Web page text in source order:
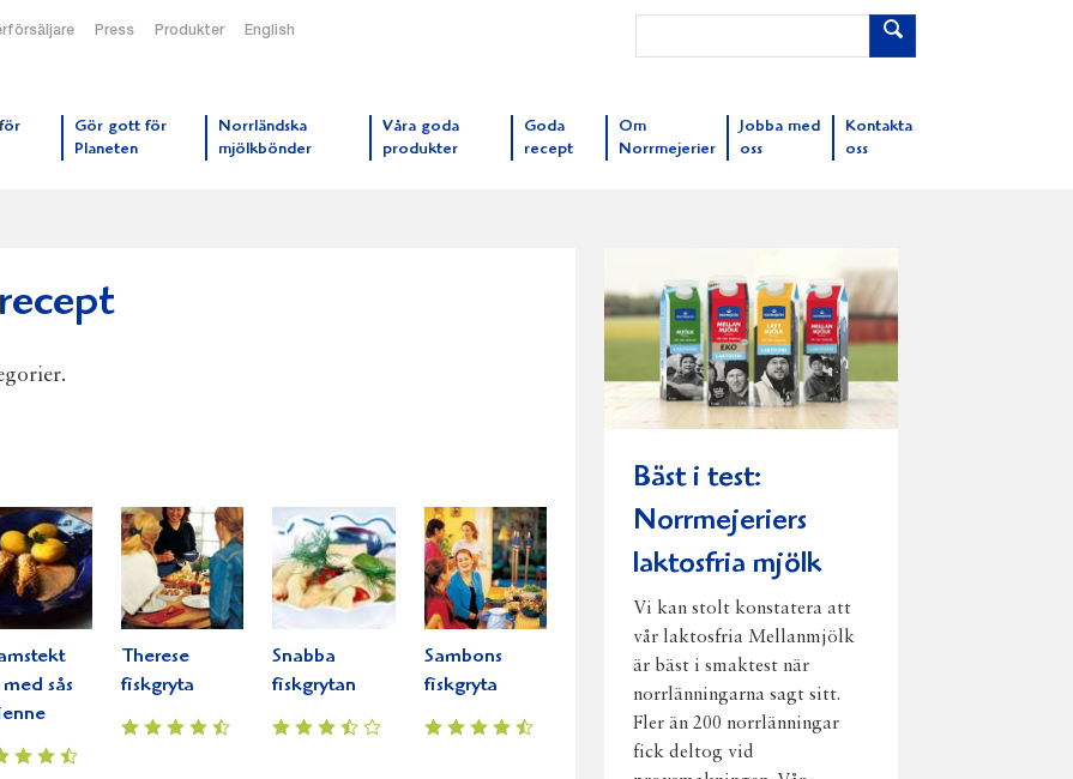
Press Produkter English
Gör gott för
Planeten
Norrländska
mjölkbönder
Våra goda
produkter
Goda
recept
Om
Norrmejerier
Jobba med
oss
Kontakta
oss
sås
Therese
fiskgryta
Snabba
fiskgrytan
Sambons
fiskgryta
Bäst i test:
Norrmejeriers
laktosfria mjölk
Vi kan stolt konstatera att
vår laktosfria Mellanmjölk
är bäst i smaktest när
norrlänningarna sagt sitt.
Fler än 200 norrlänningar
fick deltog vid